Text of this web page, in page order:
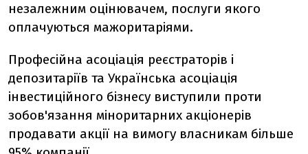
незалежним оцінювачем, послуги якого
оплачуються мажоритаріями.
Професійна асоціація реєстраторів і
депозитаріїв та Українська асоціація
інвестиційного бізнесу виступили проти
зобов'язання міноритарних акціонерів
продавати акції на вимогу власникам більше